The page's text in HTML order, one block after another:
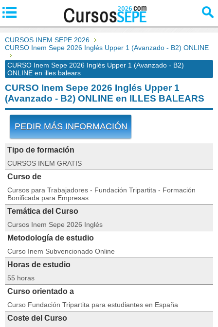
CURSOS INEM SEPE 2026
CURSO Inem Sepe 2026 Inglés Upper 1 (Avanzado - B2) ONLINE
CURSO Inem Sepe 2026 Inglés Upper 1 (Avanzado - B2)
ONLINE en illes balears
CURSO Inem Sepe 2026 Inglés Upper 1
(Avanzado - B2) ONLINE en ILLES BALEARS
PEDIR MÁS INFORMACIÓN
Tipo de formación
CURSOS INEM GRATIS
Curso de
Cursos para Trabajadores - Fundación Tripartita - Formación
Bonificada para Empresas
Temática del Curso
Cursos Inem Sepe 2026 Inglés
Metodología de estudio
Curso Inem Subvencionado Online
Horas de estudio
55 horas
Curso orientado a
Curso Fundación Tripartita para estudiantes en España
Coste del Curso